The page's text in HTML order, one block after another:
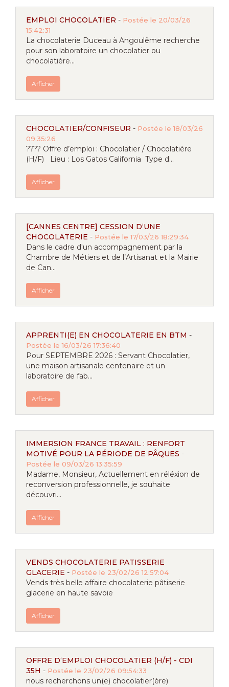
EMPLOI CHOCOLATIER - Postée le 20/03/26
15:42:31
La chocolaterie Duceau à Angoulême recherche
pour son laboratoire un chocolatier ou
chocolatière...
Afficher
CHOCOLATIER/CONFISEUR - Postée le 18/03/26
09:35:26
???? Offre d’emploi : Chocolatier / Chocolatière
(H/F) Lieu : Los Gatos California Type d...
Afficher
[CANNES CENTRE] CESSION D‘UNE
CHOCOLATERIE - Postée le 17/03/26 18:29:34
Dans le cadre d'un accompagnement par la
Chambre de Métiers et de l’Artisanat et la Mairie
de Can...
Afficher
APPRENTI(E) EN CHOCOLATERIE EN BTM -
Postée le 16/03/26 17:36:40
Pour SEPTEMBRE 2026 : Servant Chocolatier,
une maison artisanale centenaire et un
laboratoire de fab...
Afficher
IMMERSION FRANCE TRAVAIL : RENFORT
MOTIVÉ POUR LA PÉRIODE DE PÂQUES -
Postée le 09/03/26 13:35:59
Madame, Monsieur, Actuellement en réléxion de
reconversion professionnelle, je souhaite
découvri...
Afficher
VENDS CHOCOLATERIE PATISSERIE
GLACERIE - Postée le 23/02/26 12:57:04
Vends très belle affaire chocolaterie pâtiserie
glacerie en haute savoie
Afficher
OFFRE D‘EMPLOI CHOCOLATIER (H/F) - CDI
35H - Postée le 23/02/26 09:54:33
nous recherchons un(e) chocolatier(ère)